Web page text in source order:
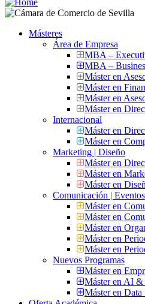
Másteres
Área de Empresa
MBA –
MBA –
Máster en
Máster en
Máster en
Máster en
Internacional
Máster en
Máster en
Marketing | Diseño
Máster en
Máster en
Máster en
Comunicación | Eventos
Máster en
Máster en
Máster en
Máster en
Máster en
Nuevos Programas
Máster en
Máster en AI
Máster en